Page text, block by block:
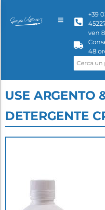
+39
ven
48
USE ARGENTO
DETERGENTE